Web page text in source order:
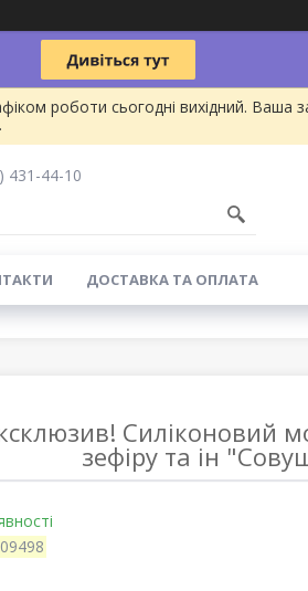
роботи сьогодні вихідний.
431-44-10
ДОСТАВКА ТА ОПЛАТА
Силіконовий
зефіру та ін
09498